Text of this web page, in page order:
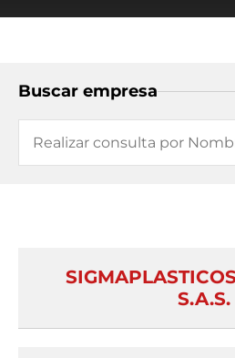
Buscar empresa
S.A.S.